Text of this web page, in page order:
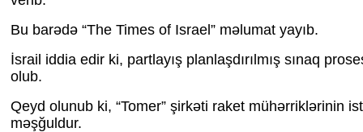
Bu barədə “The Times of Israel” məlumat yayıb.
İsrail iddia edir ki, partlayış planlaşdırılmış sınaq
olub.
Qeyd olunub ki, “Tomer” şirkəti raket mühərriklərinin
məşğuldur.